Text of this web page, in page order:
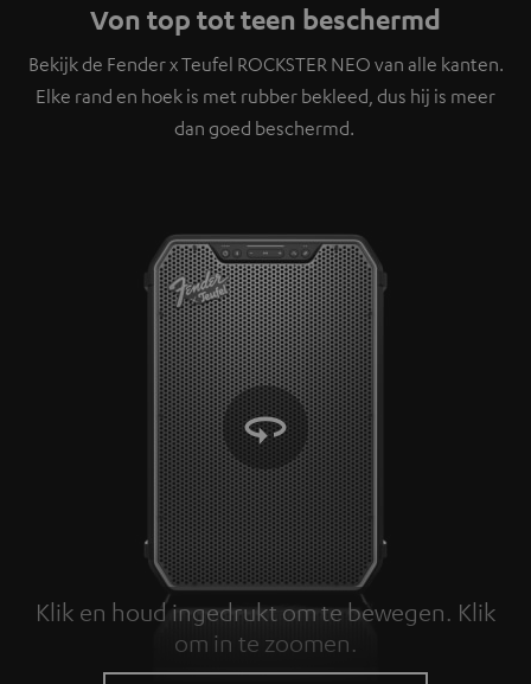
Von top tot teen beschermd
Bekijk de Fender x Teufel ROCKSTER NEO van alle kanten.
Elke rand en hoek is met rubber bekleed, dus hij is meer
dan goed beschermd.
Klik en houd ingedrukt om te bewegen. Klik
om in te zoomen.
Tap to zoom